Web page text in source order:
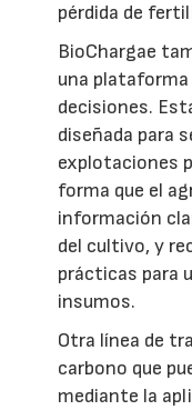
pérdida de
BioChargae
una
decisiones.
diseñada para
explotaciones
forma que el
información
del cultivo, y
prácticas para
insumos.
Otra línea de
carbono que
mediante la